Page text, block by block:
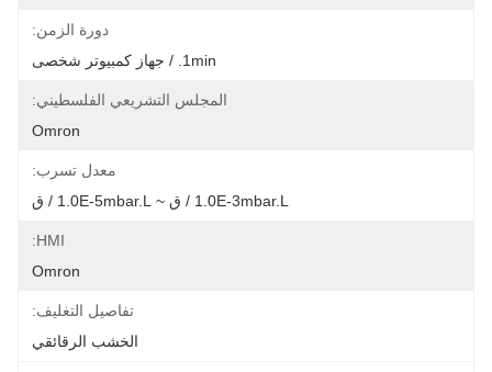
دورة الزمن:
1min. / جهاز كمبيوتر شخصى
المجلس التشريعي الفلسطيني:
Omron
معدل تسرب:
1.0E-3mbar.l / ق ~ 1.0E-5mbar.l / ق
HMI:
Omron
تفاصيل التغليف:
الخشب الرقائقي